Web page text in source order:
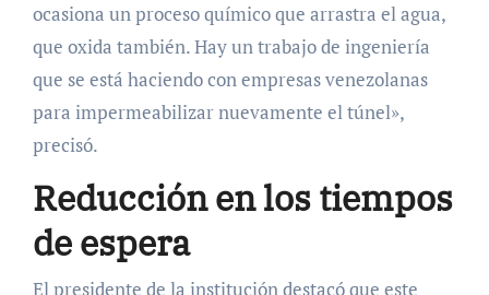
ocasiona un proceso químico que arrastra el agua,
que oxida también. Hay un trabajo de ingeniería
que se está haciendo con empresas venezolanas
para impermeabilizar nuevamente el túnel»,
precisó.
Reducción en los tiempos
de espera
El presidente de la institución destacó que este